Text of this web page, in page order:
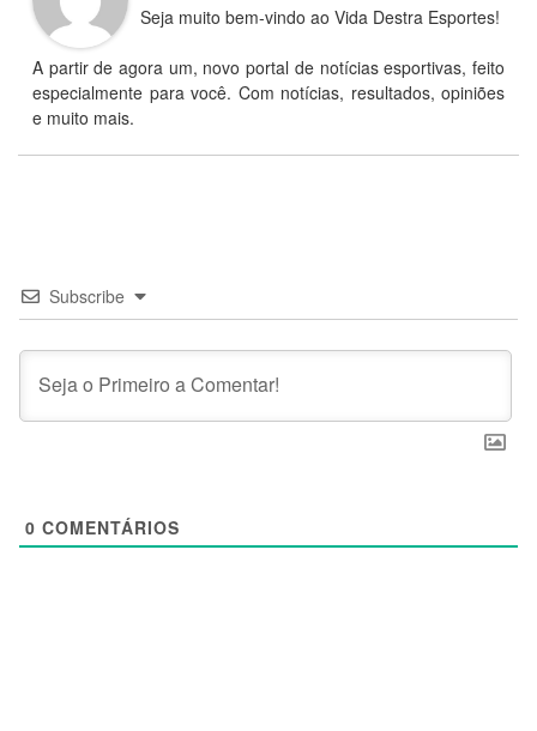
Seja muito bem-vindo ao Vida Destra Esportes!
A partir de agora um, novo portal de notícias esportivas, feito
especialmente para você. Com notícias, resultados, opiniões
e muito mais.
Subscribe
0 COMENTÁRIOS